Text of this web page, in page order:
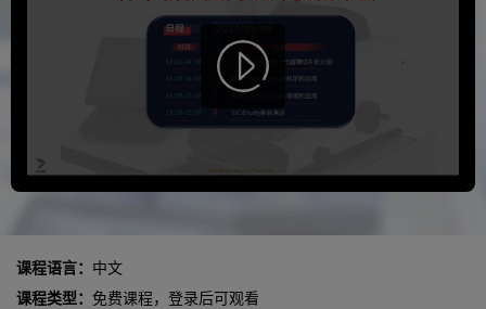
课程语言： 中文
课程类型： 免费课程，登录后可观看